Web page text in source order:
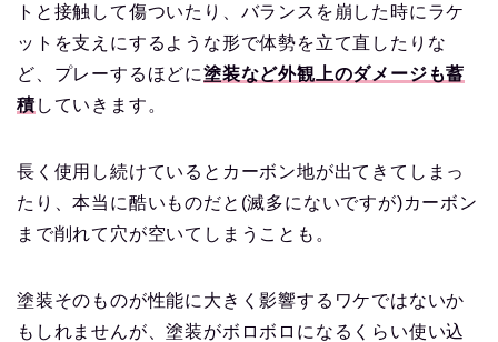
トと接触して傷ついたり、バランスを崩した時にラケ
ットを支えにするような形で体勢を立て直したりな
ど、プレーするほどに塗装など外観上のダメージも蓄
積していきます。
長く使用し続けているとカーボン地が出てきてしまっ
たり、本当に酷いものだと(滅多にないですが)カーボン
まで削れて穴が空いてしまうことも。
塗装そのものが性能に大きく影響するワケではないか
もしれませんが、塗装がボロボロになるくらい使い込